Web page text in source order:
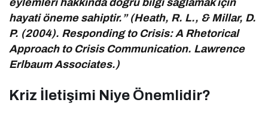
hayati öneme sahiptir.” (Heath, R. L., & Millar, D.
P. (2004). Responding to Crisis: A Rhetorical
Approach to Crisis Communication. Lawrence
Erlbaum Associates.)
Kriz İletişimi Niye Önemlidir?